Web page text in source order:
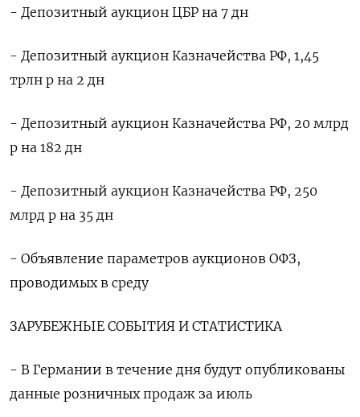
- Депозитный аукцион ЦБР на 7 дн
- Депозитный аукцион Казначейства РФ, 1,45
трлн р на 2 дн
- Депозитный аукцион Казначейства РФ, 20 млрд
р на 182 дн
- Депозитный аукцион Казначейства РФ, 250
млрд р на 35 дн
- Объявление параметров аукционов ОФЗ,
проводимых в среду
ЗАРУБЕЖНЫЕ СОБЫТИЯ И СТАТИСТИКА
- В Германии в течение дня будут опубликованы
данные розничных продаж за июль